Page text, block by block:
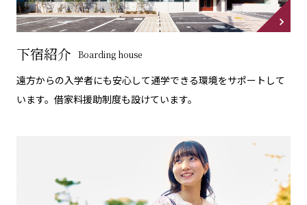
下宿紹介 Boarding house
遠方からの入学者にも安心して通学できる環境をサポートして
います。借家料援助制度も設けています。